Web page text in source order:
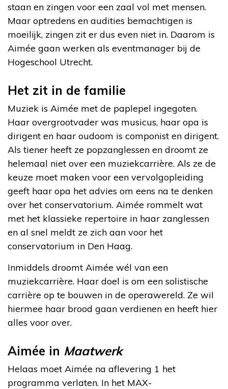
staan en zingen voor een zaal vol met mensen.
Maar optredens en audities bemachtigen is
moeilijk, zingen zit er dus even niet in. Daarom is
Aimée gaan werken als eventmanager bij de
Hogeschool Utrecht.
Het zit in de familie
Muziek is Aimée met de paplepel ingegoten.
Haar overgrootvader was musicus, haar opa is
dirigent en haar oudoom is componist en dirigent.
Als tiener heeft ze popzanglessen en droomt ze
helemaal niet over een muziekcarrière. Als ze de
keuze moet maken voor een vervolgopleiding
geeft haar opa het advies om eens na te denken
over het conservatorium. Aimée rommelt wat
met het klassieke repertoire in haar zanglessen
en al snel meldt ze zich aan voor het
conservatorium in Den Haag.
Inmiddels droomt Aimée wél van een
muziekcarrière. Haar doel is om een solistische
carrière op te bouwen in de operawereld. Ze wil
hiermee haar brood gaan verdienen en heeft hier
alles voor over.
Aimée in Maatwerk
Helaas moet Aimée na aflevering 1 het
programma verlaten. In het MAX-